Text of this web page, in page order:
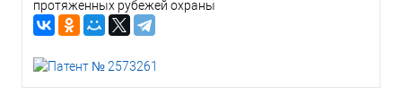
протяженных рубежей охраны